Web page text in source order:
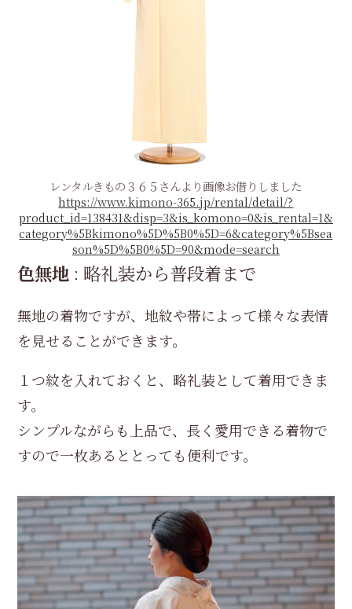
レンタルきもの３６５さんより画像お借りしました
https://www.kimono-365.jp/rental/detail/?
product_id=138431&disp=3&is_komono=0&is_rental=1&
category%5Bkimono%5D%5B0%5D=6&category%5Bsea
son%5D%5B0%5D=90&mode=search
色無地 ： 略礼装から普段着まで
無地の着物ですが、地紋や帯によって様々な表情
を見せることができます。
１つ紋を入れておくと、略礼装として着用できま
す。
シンプルながらも上品で、長く愛用できる着物で
すので一枚あるととっても便利です。